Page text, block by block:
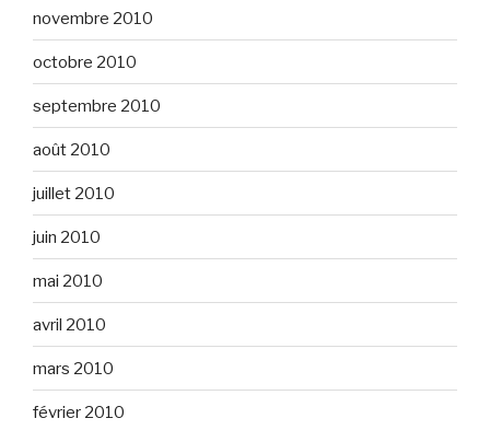
novembre 2010
octobre 2010
septembre 2010
août 2010
juillet 2010
juin 2010
mai 2010
avril 2010
mars 2010
février 2010